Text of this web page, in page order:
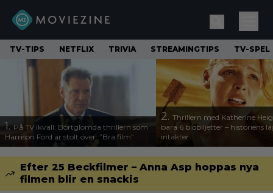
TV-TIPS NETFLIX TRIVIA STREAMINGTIPS TV-SPEL
1. På TV ikväll: Bortglömda thrillern som
Harrison Ford är stolt över: ”Bra film”
2. Thrillern med Katherine
bara 6 biobiljetter – historiens
intäkter
Efter 25 Beckfilmer – Anna Asp hoppas nya
filmen blir en snackis